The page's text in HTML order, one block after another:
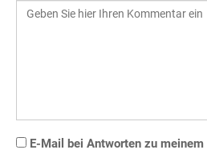
E-Mail bei Antworten zu